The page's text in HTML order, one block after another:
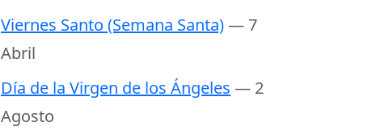
Viernes Santo (Semana Santa)— 7
Abril
Día de la Virgen de los Ángeles — 2
Agosto